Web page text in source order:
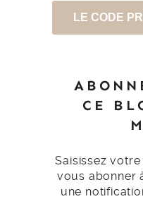
LE CODE
CE
Saisissez
vous abonner
une